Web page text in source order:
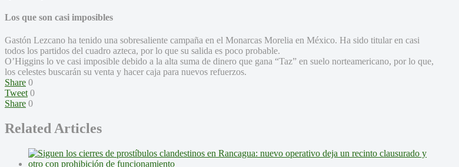
Los que son casi imposibles
Gastón Lezcano ha tenido una sobresaliente campaña en el Monarcas Morelia en México. Ha sido titular en casi
todos los partidos del cuadro azteca, por lo que su salida es poco probable.
O’Higgins lo ve casi imposible debido a la alta suma de dinero que gana “Taz” en suelo norteamericano, por lo que,
los celestes buscarán su venta y hacer caja para nuevos refuerzos.
Share 0
Tweet 0
Share 0
Related Articles